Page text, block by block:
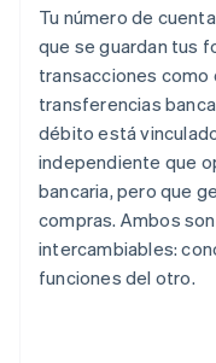
Tu número de
que se guardan tus
transacciones
transferencias
débito está
independiente que
bancaria, pero que
compras. Ambos
intercambiables:
funciones del otro.